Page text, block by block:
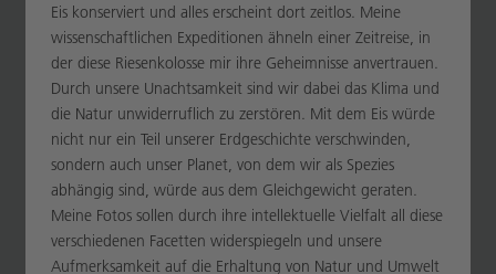
Eis konserviert und alles erscheint dort zeitlos. Meine
wissenschaftlichen Expeditionen ähneln einer Zeitreise, in
der diese Riesenkolosse mir ihre Geheimnisse anvertrauen.
Durch unsere Unachtsamkeit sind wir dabei das Klima und
die Natur unwiderruflich zu zerstören. Mit dem Eis würde
nicht nur ein Teil unserer Erdgeschichte verschwinden,
sondern auch unser Planet, von dem wir als Spezies
abhängig sind, würde aus dem Gleichgewicht geraten.
Meine Fotos sollen durch ihre intellektuelle Vielfalt all diese
verschiedenen Facetten widerspiegeln und unsere
Aufmerksamkeit auf die Erhaltung von Natur und Umwelt